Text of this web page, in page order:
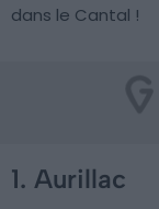
dans le Cantal !
1. Aurillac